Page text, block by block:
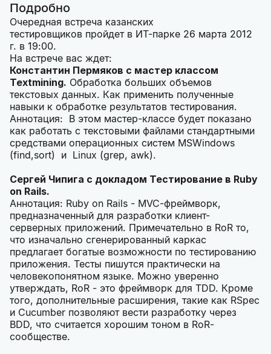
Подробно
Очередная встреча казанских
тестировщиков пройдет в ИТ-парке 26 марта 2012
г. в 19:00.
На встрече вас ждет:
Константин Пермяков с мастер классом
Textmining. Обработка больших объемов
текстовых данных. Как применить полученные
навыки к обработке результатов тестирования.
Аннотация: В этом мастер-классе будет показано
как работать с текстовыми файлами стандартными
средствами операционных систем MSWindows
(find,sort) и Linux (grep, awk).
Сергей Чипига с докладом Тестирование в Ruby
on Rails.
Аннотация: Ruby on Rails - MVC-фреймворк,
предназначенный для разработки клиент-
серверных приложений. Примечательно в RoR то,
что изначально сгенерированный каркас
предлагает богатые возможности по тестированию
приложения. Тесты пишутся практически на
человекопонятном языке. Можно уверенно
утверждать, RoR - это фреймворк для TDD. Кроме
того, дополнительные расширения, такие как RSpec
и Cucumber позволяют вести разработку через
BDD, что считается хорошим тоном в RoR-
сообществе.